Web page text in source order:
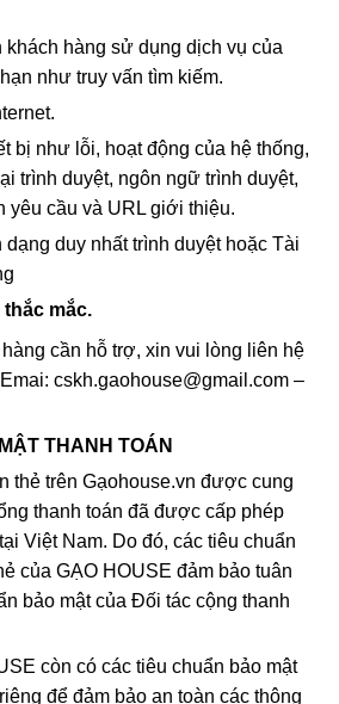
khách hàng sử dụng dịch vụ của
như truy vấn tìm kiếm.
bị như lỗi, hoạt động của hệ thống,
trình duyệt, ngôn ngữ trình duyệt,
yêu cầu và URL giới thiệu.
duy nhất trình duyệt hoặc Tài
thắc mắc.
cần hỗ trợ, xin vui lòng liên hệ
cskh.gaohouse@gmail.com –
THANH TOÁN
thẻ trên Gạohouse.vn được cung
thanh toán đã được cấp phép
Việt Nam. Do đó, các tiêu chuẩn
của GẠO HOUSE đảm bảo tuân
bảo mật của Đối tác cộng thanh
còn có các tiêu chuẩn bảo mật
để đảm bảo an toàn các thông